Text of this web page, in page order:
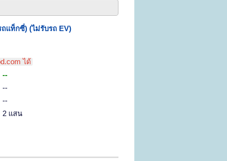
แท็กซี่) (ไม่รับรถ EV)
ได้
--
--
--
2 แสน